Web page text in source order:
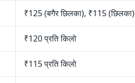
₹125 (बगैर छिलका), ₹115 (छिलका)
₹120 प्रति किलो
₹115 प्रति किलो